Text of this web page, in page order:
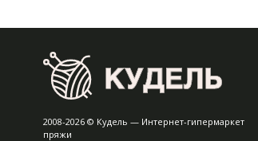
2008-2026 © Кудель — Интернет-гипермаркет
пряжи